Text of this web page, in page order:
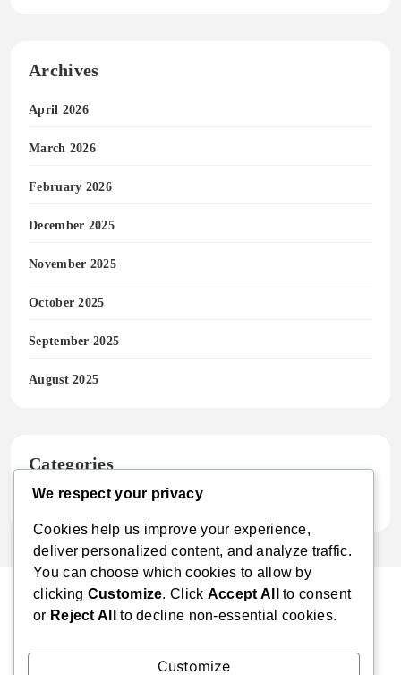
Archives
April 2026
March 2026
February 2026
December 2025
November 2025
October 2025
September 2025
August 2025
Categories
Uncategorized
We respect your privacy
Cookies help us improve your experience,
deliver personalized content, and analyze traffic.
You can choose which cookies to allow by
clicking Customize. Click Accept All
to consent
or Reject All to decline non-essential cookies.
Customize